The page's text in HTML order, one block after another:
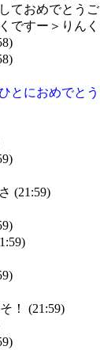
ておめでとう
ですー＞りん
とにおめでとう
(21:59)
！ (21:59)